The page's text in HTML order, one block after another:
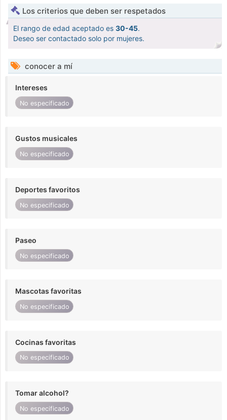
Los criterios que deben ser respetados
El rango de edad aceptado es 30-45.
Deseo ser contactado solo por mujeres.
conocer a mí
Intereses
No especificado
Gustos musicales
No especificado
Deportes favoritos
No especificado
Paseo
No especificado
Mascotas favoritas
No especificado
Cocinas favoritas
No especificado
Tomar alcohol?
No especificado